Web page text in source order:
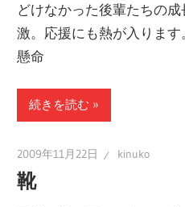
どけなかった後輩たちの
激。応援にも熱が入りま
懸命
続きを読む
2009年11月22日 kinuko
靴